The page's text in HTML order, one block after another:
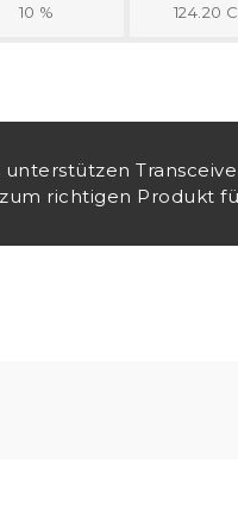
10 % 124.20
unterstützen
richtigen Produkt